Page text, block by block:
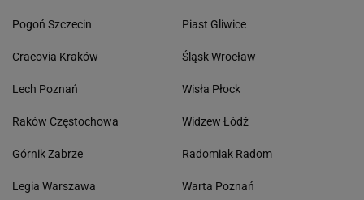
Pogoń Szczecin
Cracovia Kraków
Lech Poznań
Raków Częstochowa
Górnik Zabrze
Legia Warszawa
Piast Gliwice
Śląsk Wrocław
Wisła Płock
Widzew Łódź
Radomiak Radom
Warta Poznań